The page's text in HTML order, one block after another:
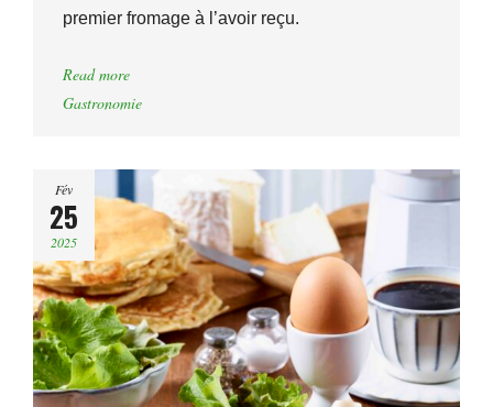
premier fromage à l’avoir reçu.
Read more
Gastronomie
Fév
25
2025